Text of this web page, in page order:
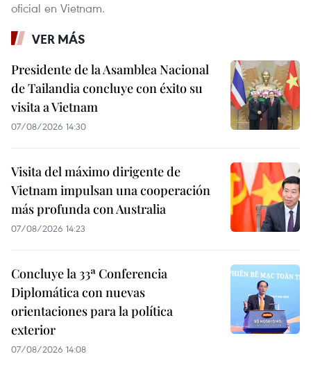
oficial en Vietnam.
VER MÁS
Presidente de la Asamblea Nacional
de Tailandia concluye con éxito su
visita a Vietnam
07/08/2026 14:30
Visita del máximo dirigente de
Vietnam impulsan una cooperación
más profunda con Australia
07/08/2026 14:23
Concluye la 33ª Conferencia
Diplomática con nuevas
orientaciones para la política
exterior
07/08/2026 14:08